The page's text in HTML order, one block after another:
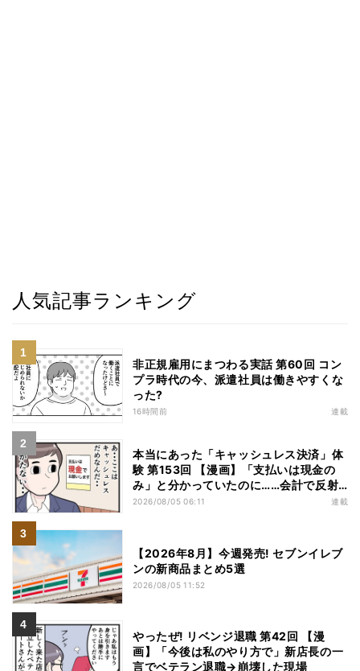
人気記事ランキング
非正規雇用にまつわる実話 第60回 コン
プラ時代の今、派遣社員は働きやすくな
った?
16時間前 連載
本当にあった「キャッシュレス決済」体
験 第153回 【漫画】「支払いは現金の
み」と分かっていたのに……会計で反射
的に出してしまったものは
2026/08/05 06:11 連載
【2026年8月】今週発売! セブンイレブ
ンの新商品まとめ5選
2026/08/05 11:52
やったぜ! リベンジ退職 第42回 【漫
画】「今後は私のやり方で」新店長の一
言でベテラン退職→崩壊した現場